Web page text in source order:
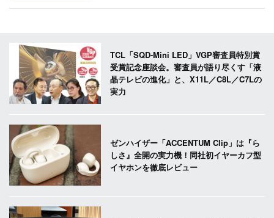
TCL「SQD-Mini LED」VGP審査員特別賞
受賞記念座談会。審査員が語り尽くす「液
晶テレビの進化」と、X11L／C8L／C7Lの
実力
ゼンハイザー「ACCENTUM Clip」は『ら
しさ』全開の実力機！同社初イヤーカフ型
イヤホンを徹底レビュー